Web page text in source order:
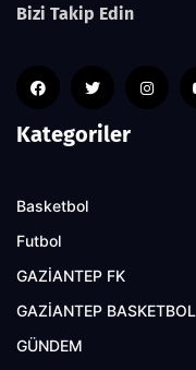
Bizi Takip Edin
Kategoriler
Basketbol
Futbol
GAZİANTEP FK
GAZİANTEP BASKETBOL
GÜNDEM